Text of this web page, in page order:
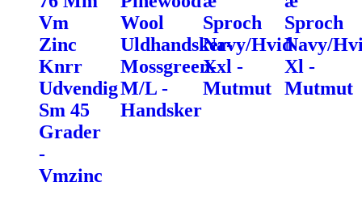
Vm
Zinc
Knrr
Udvendig
Sm 45
Grader
-
Vmzinc
Wool
Uldhandsker-
Mossgreen-
M/L -
Handsker
Sproch
Navy/Hvid
Xxl -
Mutmut
Sproch
Navy/
Xl -
Mutmut